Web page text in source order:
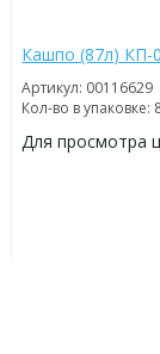
Кашпо (87л) КП-
Артикул: 00116629
Кол-во в упаковке:
Для просмотра